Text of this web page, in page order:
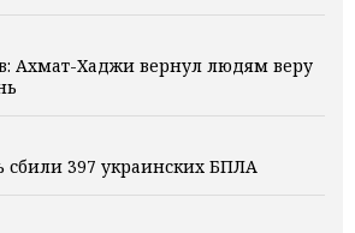
Ахмат-Хаджи вернул людям веру
397 украинских БПЛА